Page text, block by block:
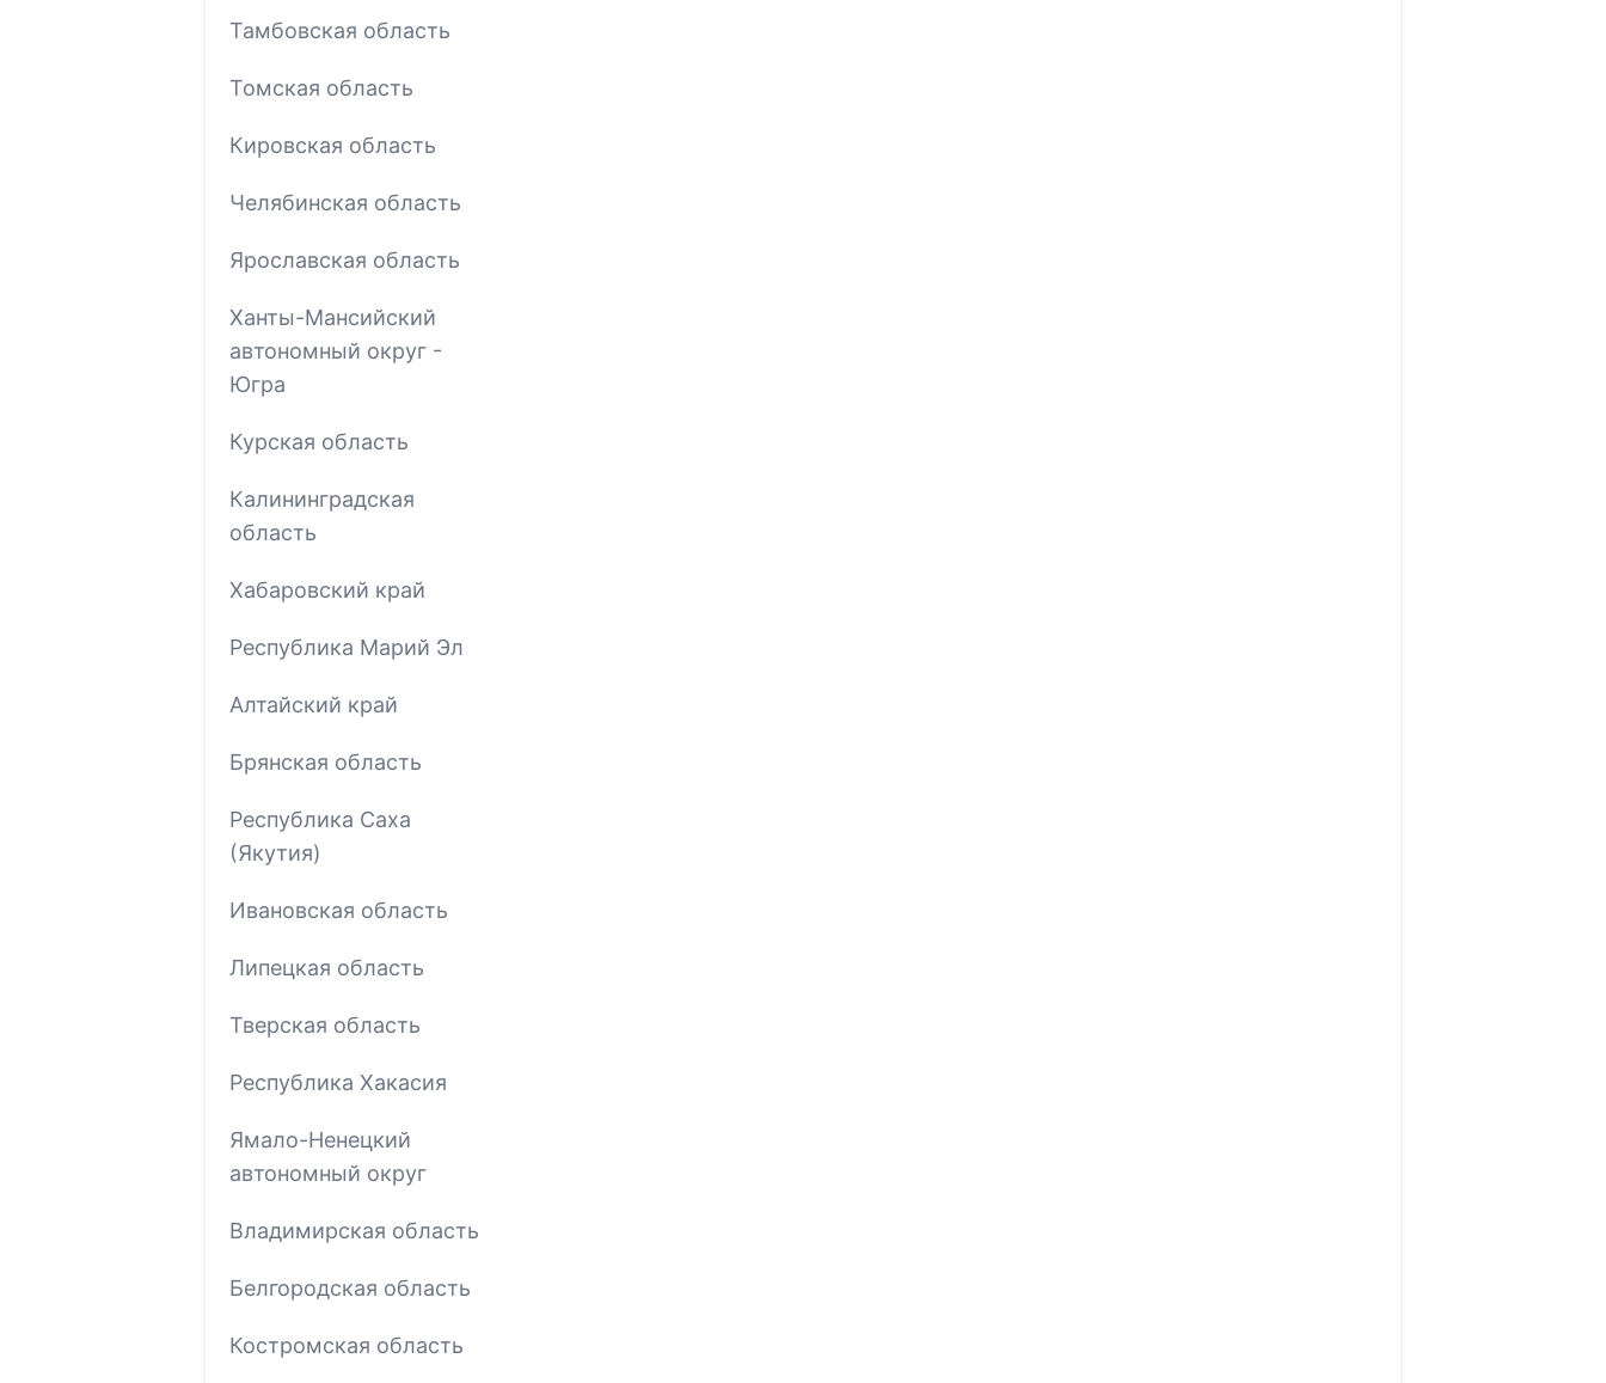
Тамбовская область
Томская область
Кировская область
Челябинская область
Ярославская область
Ханты-Мансийский
автономный округ -
Югра
Курская область
Калининградская
область
Хабаровский край
Республика Марий Эл
Алтайский край
Брянская область
Республика Саха
(Якутия)
Ивановская область
Липецкая область
Тверская область
Республика Хакасия
Ямало-Ненецкий
автономный округ
Владимирская область
Белгородская область
Костромская область